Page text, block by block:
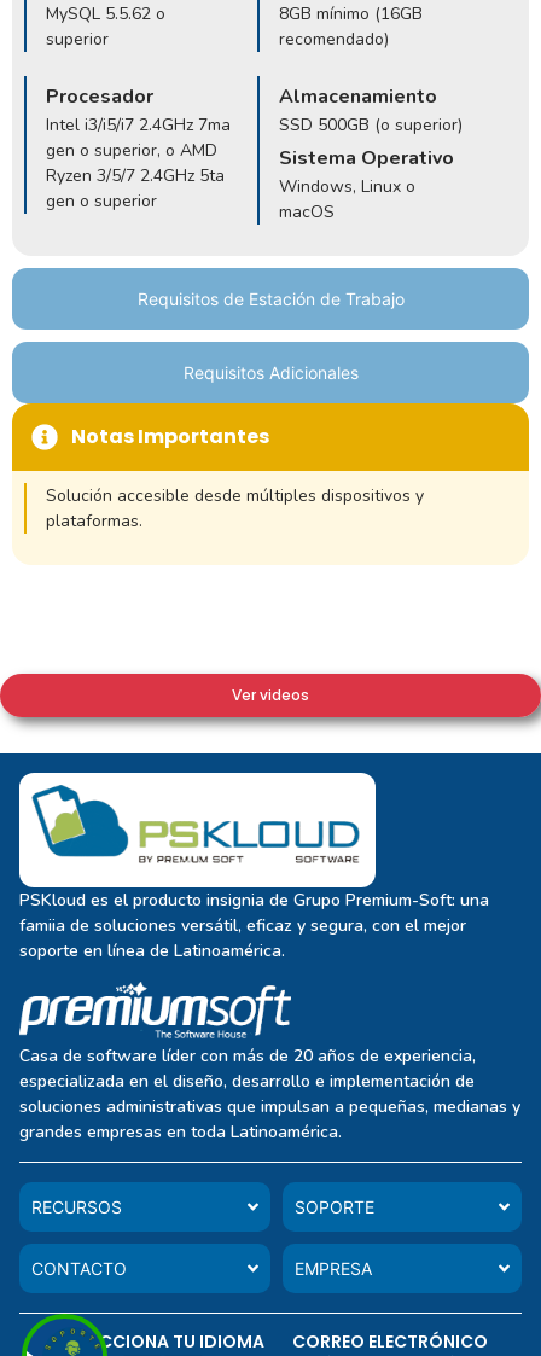
Requisitos de Estación de Trabajo
Requisitos Adicionales
MySQL 5.5.62 o
superior
8GB mínimo (16GB
recomendado)
Procesador
Intel i3/i5/i7 2.4GHz 7ma
gen o superior, o AMD
Ryzen 3/5/7 2.4GHz 5ta
gen o superior
Almacenamiento
SSD 500GB (o superior)
Sistema Operativo
Windows, Linux o
macOS
Notas Importantes
Solución accesible desde múltiples dispositivos y
plataformas.
Ver videos
PSKloud es el producto insignia de Grupo Premium-Soft: una
famiia de soluciones versátil, eficaz y segura, con el mejor
soporte en línea de Latinoamérica.
Casa de software líder con más de 20 años de experiencia,
especializada en el diseño, desarrollo e implementación de
soluciones administrativas que impulsan a pequeñas, medianas y
grandes empresas en toda Latinoamérica.
RECURSOS
CONTACTO
SOPORTE
EMPRESA
SELECCIONA TU IDIOMA CORREO ELECTRÓNICO